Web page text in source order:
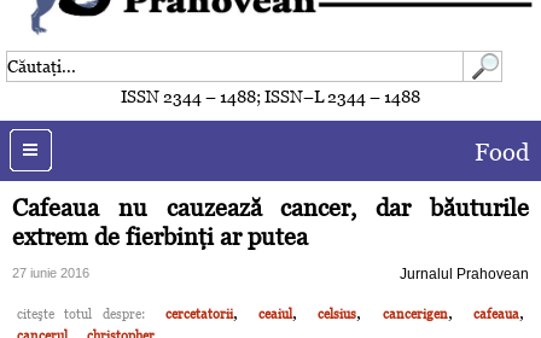
ISSN 2344 – 1488; ISSN–L 2344 – 1488
Food
Cafeaua nu cauzează cancer, dar băuturile
extrem de fierbinţi ar putea
27 iunie 2016 Jurnalul Prahovean
citeşte totul despre: cercetatorii, ceaiul, celsius, cancerigen, cafeaua,